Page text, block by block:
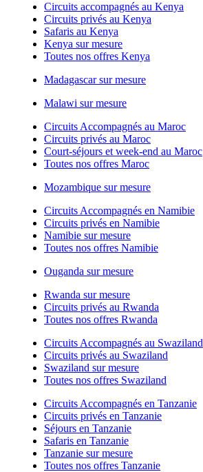
Circuits accompagnés au Kenya
Circuits privés au Kenya
Safaris au Kenya
Kenya sur mesure
Toutes nos offres Kenya
Madagascar sur mesure
Malawi sur mesure
Circuits Accompagnés au Maroc
Circuits privés au Maroc
Court-séjours et week-end au Maroc
Toutes nos offres Maroc
Mozambique sur mesure
Circuits Accompagnés en Namibie
Circuits privés en Namibie
Namibie sur mesure
Toutes nos offres Namibie
Ouganda sur mesure
Rwanda sur mesure
Circuits privés au Rwanda
Toutes nos offres Rwanda
Circuits Accompagnés au Swaziland
Circuits privés au Swaziland
Swaziland sur mesure
Toutes nos offres Swaziland
Circuits Accompagnés en Tanzanie
Circuits privés en Tanzanie
Séjours en Tanzanie
Safaris en Tanzanie
Tanzanie sur mesure
Toutes nos offres Tanzanie